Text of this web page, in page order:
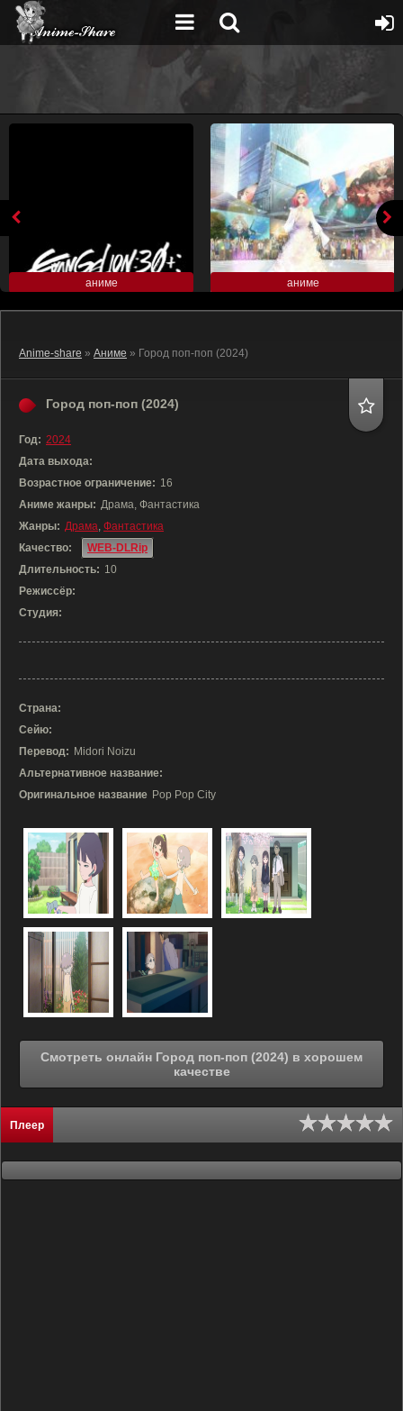
аниме аниме
Anime-share » Аниме » Город поп-поп (2024)
Город поп-поп (2024)
Год: 2024
Дата выхода:
Возрастное ограничение: 16
Аниме жанры: Драма, Фантастика
Жанры: Драма, Фантастика
Качество:
WEB-DLRip
Длительность: 10
Режиссёр:
Студия:
Страна:
Сейю:
Перевод: Midori Noizu
Альтернативное название:
Оригинальное название Pop Pop City
Смотреть онлайн Город поп-поп (2024) в хорошем
качестве
Плеер